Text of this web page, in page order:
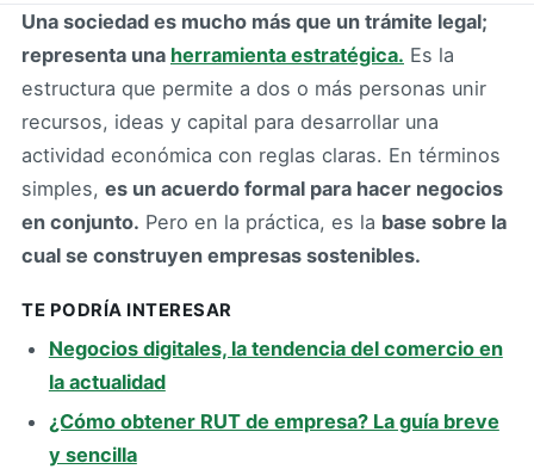
Una sociedad es mucho más que un trámite legal;
representa una herramienta estratégica. Es la
estructura que permite a dos o más personas unir
recursos, ideas y capital para desarrollar una
actividad económica con reglas claras. En términos
simples, es un acuerdo formal para hacer negocios
en conjunto. Pero en la práctica, es la base sobre la
cual se construyen empresas sostenibles.
TE PODRÍA INTERESAR
Negocios digitales, la tendencia del comercio en
la actualidad
¿Cómo obtener RUT de empresa? La guía breve
y sencilla